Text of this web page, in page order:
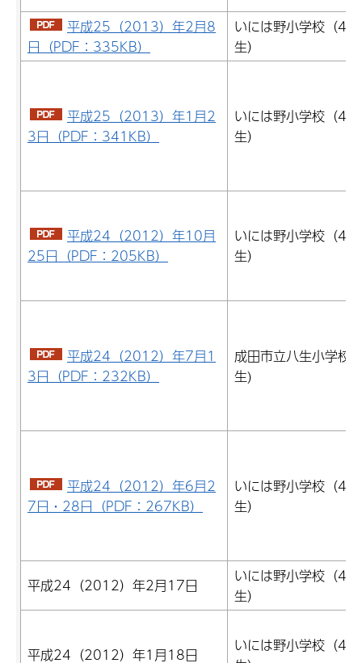
平成25（2013）年2月8
日（PDF：335KB）
いには野小学校（4年
生）
平成25（2013）年1月2
3日（PDF：341KB）
いには野小学校（4年
生）
平成24（2012）年10月
25日（PDF：205KB）
いには野小学校（4年
生）
平成24（2012）年7月1
3日（PDF：232KB）
成田市立八生小学校
生)
平成24（2012）年6月2
7日・28日（PDF：267KB）
いには野小学校（4年
生）
平成24（2012）年2月17日
いには野小学校（4年
生）
平成24（2012）年1月18日
いには野小学校（4年